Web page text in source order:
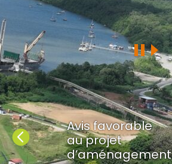
PrécédentAvis favorable
au projet
d’aménagement